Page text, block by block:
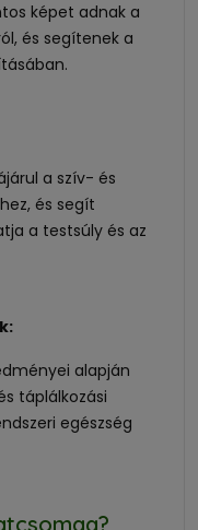
képet adnak a
és segítenek a
a szív- és
és segít
a testsúly és az
alapján
táplálkozási
egészség